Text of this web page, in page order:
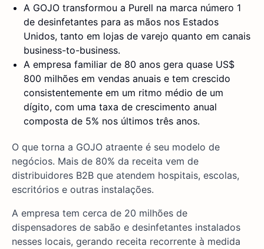
A GOJO transformou a Purell na marca número 1
de desinfetantes para as mãos nos Estados
Unidos, tanto em lojas de varejo quanto em canais
business-to-business.
A empresa familiar de 80 anos gera quase US$
800 milhões em vendas anuais e tem crescido
consistentemente em um ritmo médio de um
dígito, com uma taxa de crescimento anual
composta de 5% nos últimos três anos.
O que torna a GOJO atraente é seu modelo de
negócios. Mais de 80% da receita vem de
distribuidores B2B que atendem hospitais, escolas,
escritórios e outras instalações.
A empresa tem cerca de 20 milhões de
dispensadores de sabão e desinfetantes instalados
nesses locais, gerando receita recorrente à medida